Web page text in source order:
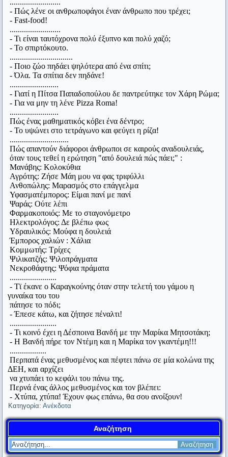
πάντα εκ των προτέρων.
Karl Kraus
H αποταμίευση είναι πολύ ωραίο πράγμα. Ειδικά όταν οι
γονείς σου το έχουν κάνει για σένα.
Winston Churchill
Κι όμως κινείται!
Γαλιλαίος (εννοώντας τη γη)
Μη μου τους κύκλους τάραττε.
Αρχιμήδης
Δεν υπάρχει τίποτε πιο άνισο από την ίση μεταχείριση των
ανίσων.
Αριστοτέλης
Εύρηκα!
Αρχιμήδης
Περισσότεροι νόμοι, λιγότερη δικαιοσύνη.
Κικέρων
Τον Μεσαίωνα είχαν τη γκιλοτίνα, το μαστίγιο, τη φάλαγγα.
Σήμερα, έχουμε ένα πιο αποτελεσματικό όργανο βασανισμού
που ονομάζεται ζυγαριά μπάνιου.
Στίβεν Φίλιπς
Όποιος θέλει, βρίσκει καιρό. Όποιος δεν θέλει, βρίσκει
πρόφαση.
Δηλαδή, θα κάνετε ένα πλοίο να πλεύσει αντίθετα στον άνεμο
και στα ρεύματα, ανάβοντας μια φωτά κάτω από το
κατάστρωμα; Σας παρακαλώ, δεν θέλω να χάνω το χρόνο μου
ακούγοντας τέτοιες ανοησίες.
Ναπολέων Βοναπάρτης (αναφερόμενος στην εφεύρεση του
ατμόπλοιου)
Φόβου τους Δαναούς και δώρα φέροντες.
#6. Επαινούσαν μερικοί μπροστά στον Άγη τους
Ηλείους, γιατί ήταν πολύ δίκαιοι κριτές στους
Ολυμπιακούς αγώνες. Ο Άγης ρώτησε με απορία:
«Και είναι τόσο σπουδαίο το ότι οι Ηλείοι μια
φορά στα τέσσερα χρόνια γίνονται δίκαιοι;»
#7. Ένας πατέρας ζήτησε από τον Αρίστιππο να
διδάξει τον γιο του. Ο φιλόσοφος ζήτησε αμοιβή
500 δραχμές. Ο πατέρας θεώρησε υπερβολικό το
ποσό. «Με τόσα χρήματα», είπε, «θα μπορούσα να
αγοράσω ένα ζώο». «Αγόρασε», είπε ο Αρίστιππος,
«κι έτσι θα έχεις δύο».
#8. Ο Διογένης ζητούσε ελεημοσύνη από ένα
άγαλμα. Όταν τον ρώτησαν γιατί κάνει κάτι τέτοιο
απάντησε: «Εξασκούμαι στο να μην
απογοητεύομαι από την αναισθησία των
ανθρώπων».
#9. Επέστρεφε ο Διογένης από τους Ολυμπιακούς
αγώνες και ένας τον ρώτησε, αν ήταν εκεί πολύς
κόσμος. Ο Διογένης αποκρίθηκε: «Κόσμος υπήρχε
πολύς, άνθρωποι όμως λίγοι».
#10. Παρακινούσαν τον Φίλιππο τον Μακεδόνα να
εξορίσει κάποιον που τον κακολογούσε. Ο
Φίλιππος απάντησε: «Δεν είστε καλά!! Θέλετε να
τον στείλω να με κατηγορεί και σ’ άλλα μέρη;»
#11. Ένας φαλακρός έβριζε τον Διογένη. Ο
.........................
- Πώς λένε οι ανθρωποφάγοι έναν άνθρωπο που τρέχει;
- Fast-food!
.........................
- Τι είναι ταυτόχρονα πολύ έξυπνο και πολύ χαζό;
- Το σπιρτόκουτο.
...............................
- Ποιο ζώο πηδάει ψηλότερα από ένα σπίτι;
- Όλα. Τα σπίτια δεν πηδάνε!
........................
- Γιατί η Πίτσα Παπαδοπούλου δε παντρεύτηκε τον Χάρη Ρώμα;
- Για να μην τη λένε Pizza Roma!
........................
Πώς ένας μαθηματικός κόβει ένα δέντρο;
- Το υψώνει στο τετράγωνο και φεύγει η ρίζα!
.............................
Πώς απαντούν διάφοροι άνθρωποι σε καιρούς αναδουλειάς,
όταν τους τεθεί η ερώτηση "από δουλειά πώς πάει;" :
Μανάβης: Κολοκύθια
Αγρότης: Ζήσε Μάη μου να φας τριφύλλι
Ανθοπώλης: Μαρασμός στο επάγγελμα
Υφασματέμπορος: Είμαι πανί με πανί
Ψαράς: Ούτε λέπι
Φαρμακοποιός: Με το σταγονόμετρο
Ηλεκτρολόγος: Δε βλέπω φως
Υδραυλικός: Μούφα η δουλειά
Έμπορος χαλιών : Χάλια
Κομμωτής: Τρίχες
Ψιλικατζής: Ψιλοπράγματα
Νεκροθάφτης: Ψόφια πράματα
.......................
- Τϊ έκανε ο Καραγκούνης όταν στην τελετή του γάμου η
γυναίκα του του
πάτησε το πόδι;
- Έπεσε κάτω, και ζήτησε πέναλτι!
.......................
- Τι κοινό έχει η Δέσποινα Βανδή με την Μαρίκα Μητσοτάκη;
- Η Βανδή πήρε τον Ντέμη και η Μαρίκα τον γκαντέμη!!!
..................
Περπατά ένας μεθυσμένος και πέφτει πάνω σε μία κολώνα της
ΔΕΗ, και αρχίζει
να χτυπάει το κεφάλι του πάνω της.
Περνά ένας άλλος μεθυσμένος και τον βλέπει:
- Χτύπα, χτύπα! Έχουν φως επάνω, θα σου ανοίξουν!
Κατηγορία:Ανέκδοτα
Αναζήτηση